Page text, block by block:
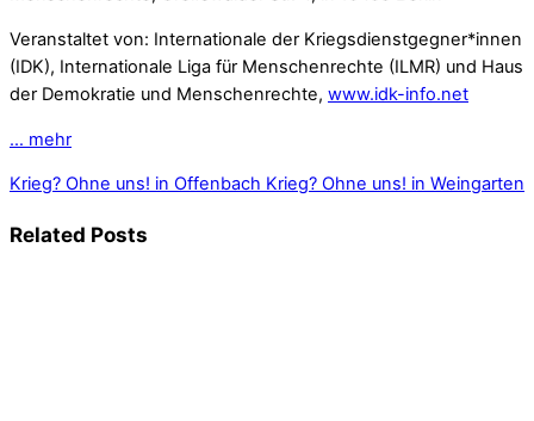
Veranstaltet von: Internationale der Kriegsdienstgegner*innen
(IDK), Internationale Liga für Menschenrechte (ILMR) und Haus
der Demokratie und Menschenrechte, www.idk-info.net
… mehr
Krieg? Ohne uns! in Offenbach Krieg? Ohne uns! in Weingarten
Related Posts